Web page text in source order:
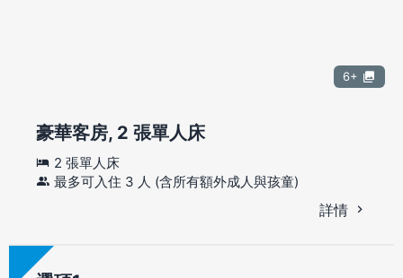
6+
豪華客房, 2 張單人床
2 張單人床
最多可入住 3 人 (含所有額外成人與孩童)
詳情